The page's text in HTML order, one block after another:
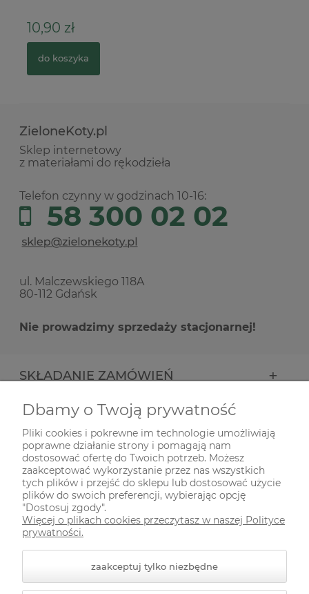
10,90 zł
do koszyka
ZieloneKoty.pl
Sklep internetowy
z materiałami do rękodzieła
Telefon czynny w godzinach 10-16:
58 300 02 02
ul. Malczewskiego 118A
80-112 Gdańsk
Nie prowadzimy sprzedaży stacjonarnej!
SKŁADANIE ZAMÓWIEŃ
INFORMACJE
ODWIEDŹ NAS NA
Dbamy o Twoją prywatność
Pliki cookies i pokrewne im technologie umożliwiają
poprawne działanie strony i pomagają nam
dostosować ofertę do Twoich potrzeb. Możesz
zaakceptować wykorzystanie przez nas wszystkich
tych plików i przejść do sklepu lub dostosować użycie
plików do swoich preferencji, wybierając opcję
"Dostosuj zgody".
Więcej o plikach cookies przeczytasz w naszej Polityce
prywatności.
zaakceptuj tylko niezbędne